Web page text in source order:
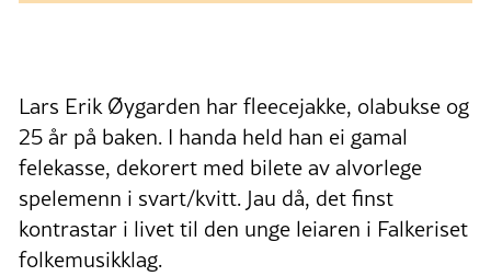
Lars Erik Øygarden har fleecejakke, olabukse og
25 år på baken. I handa held han ei gamal
felekasse, dekorert med bilete av alvorlege
spelemenn i svart/kvitt. Jau då, det finst
kontrastar i livet til den unge leiaren i Falkeriset
folkemusikklag.